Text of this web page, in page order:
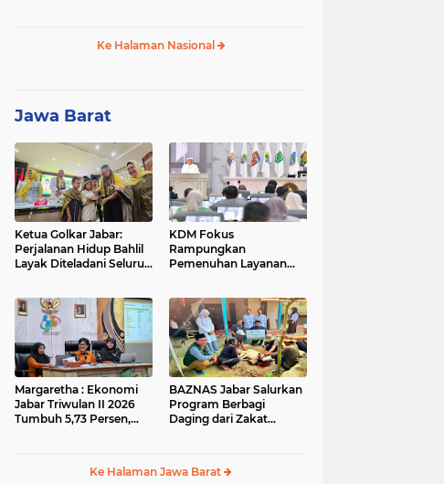
Ke Halaman Nasional
Jawa Barat
Ketua Golkar Jabar:
Perjalanan Hidup Bahlil
Layak Diteladani Seluruh
KDM Fokus
Rampungkan
Pemenuhan Layanan
Margaretha : Ekonomi
Jabar Triwulan II 2026
Tumbuh 5,73 Persen,
BAZNAS Jabar Salurkan
Program Berbagi
Daging dari Zakat
Ke Halaman Jawa Barat